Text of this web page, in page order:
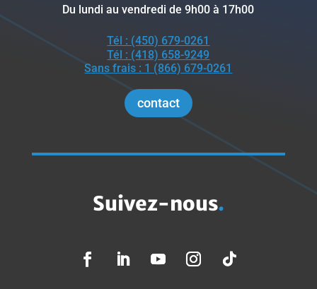
Du lundi au vendredi de 9h00 à 17h00
Tél : (450) 679-0261
Tél : (418) 658-9249
Sans frais : 1 (866) 679-0261
contact
Suivez-nous.